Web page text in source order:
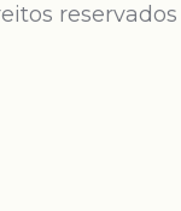
reservados